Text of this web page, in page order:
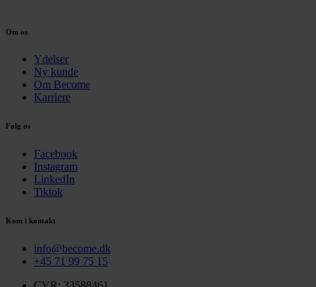
Om os
Ydelser
Ny kunde
Om Become
Karriere
Følg os
Facebook
Instagram
LinkedIn
Tiktok
Kom i kontakt
info@become.dk
+45 71 99 75 15